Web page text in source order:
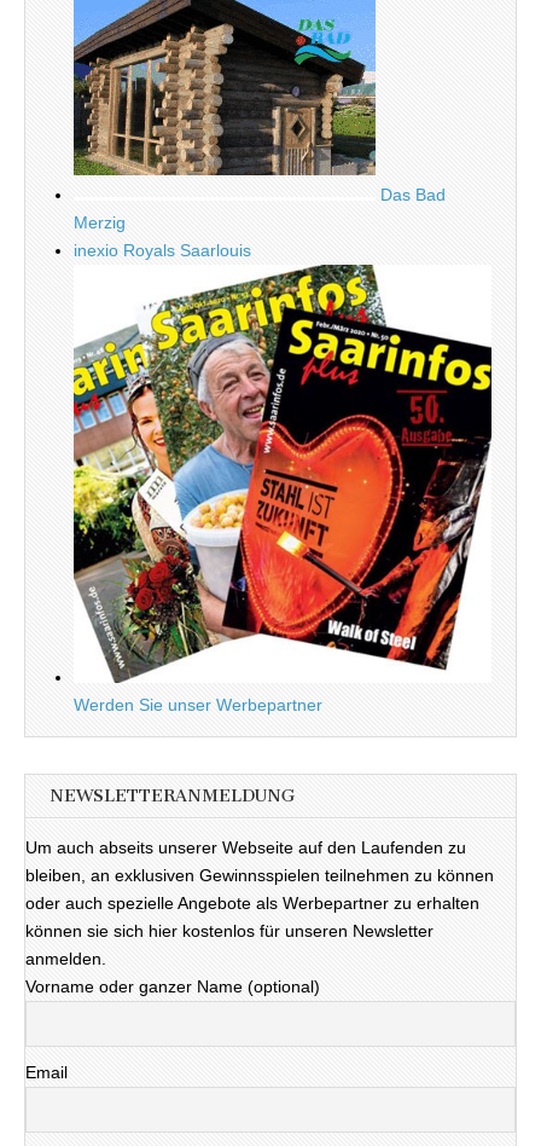
Das Bad
Merzig
inexio Royals Saarlouis
Werden Sie unser Werbepartner
NEWSLETTERANMELDUNG
Um auch abseits unserer Webseite auf den Laufenden zu
bleiben, an exklusiven Gewinnsspielen teilnehmen zu können
oder auch spezielle Angebote als Werbepartner zu erhalten
können sie sich hier kostenlos für unseren Newsletter
anmelden.
Vorname oder ganzer Name (optional)
Email